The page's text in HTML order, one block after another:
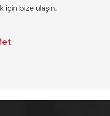
için bize ulaşın.